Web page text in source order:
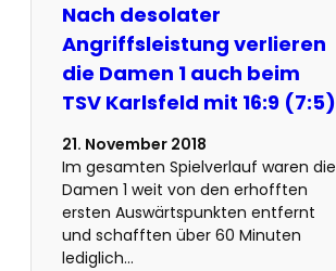
Nach desolater
Angriffsleistung verlieren
die Damen 1 auch beim
TSV Karlsfeld mit 16:9 (7:5)
21. November 2018
Im gesamten Spielverlauf waren die
Damen 1 weit von den erhofften
ersten Auswärtspunkten entfernt
und schafften über 60 Minuten
lediglich…